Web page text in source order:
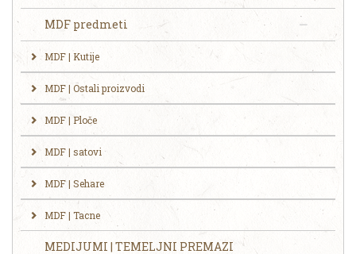
MDF predmeti
MDF | Kutije
MDF | Ostali proizvodi
MDF | Ploče
MDF | satovi
MDF | Sehare
MDF | Tacne
MEDIJUMI | TEMELJNI PREMAZI